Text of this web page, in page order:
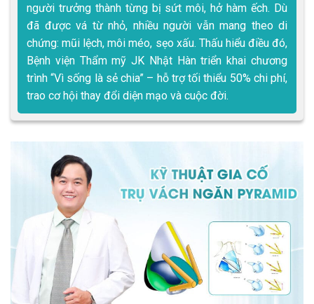
người trưởng thành từng bị sứt môi, hở hàm ếch. Dù
đã được vá từ nhỏ, nhiều người vẫn mang theo di
chứng: mũi lệch, môi méo, sẹo xấu. Thấu hiểu điều đó,
Bệnh viện Thẩm mỹ JK Nhật Hàn triển khai chương
trình “Vì sống là sẻ chia” – hỗ trợ tối thiểu 50% chi phí,
trao cơ hội thay đổi diện mạo và cuộc đời.